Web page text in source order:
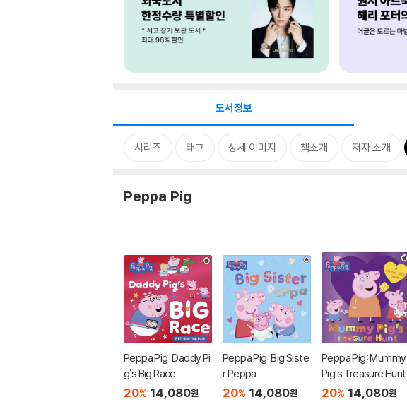
도서정보
시리즈 태그 상세 이미지 책소개 저자 소개
Peppa Pig
Peppa Pig: Daddy Pi
g's Big Race
20% 14,080원
Peppa Pig: Big Siste
r Peppa
20% 14,080원
Peppa Pig: Mummy
Pig's Treasure Hunt
20% 14,080원